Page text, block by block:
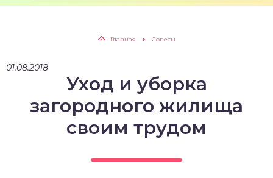
Главная Советы
01.08.2018
Уход и уборка
загородного жилища
своим трудом